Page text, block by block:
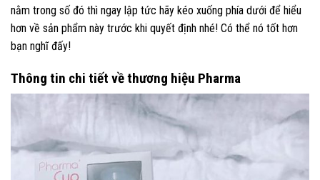
nằm trong số đó thì ngay lập tức hãy kéo xuống phía dưới để hiểu
hơn về sản phẩm này trước khi quyết định nhé! Có thể nó tốt hơn
bạn nghĩ đấy!
Thông tin chi tiết về thương hiệu Pharma